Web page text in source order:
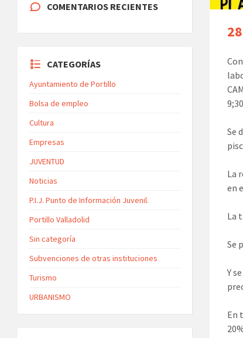
Se
La
en
La
Se
Y
En
COMENTARIOS RECIENTES
CATEGORÍAS
Ayuntamiento de Portillo
Bolsa de empleo
Cultura
Empresas
JUVENTUD
Noticias
P.I.J. Punto de Información Juvenil.
Portillo Valladolid
Sin categoría
Subvenciones de otras instituciones
Turismo
URBANISMO